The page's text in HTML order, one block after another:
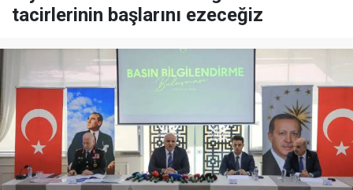
tacirlerinin başlarını ezeceğiz